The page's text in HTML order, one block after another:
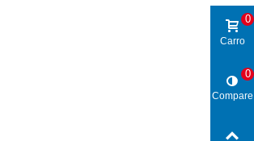
Carro
0
Compare
0